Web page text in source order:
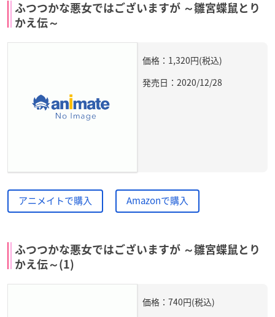
ふつつかな悪女ではございますが ～雛宮蝶鼠とり
かえ伝～
価格：1,320円(税込)
発売日：2020/12/28
アニメイトで購入 Amazonで購入
ふつつかな悪女ではございますが ～雛宮蝶鼠とり
かえ伝～(1)
価格：740円(税込)